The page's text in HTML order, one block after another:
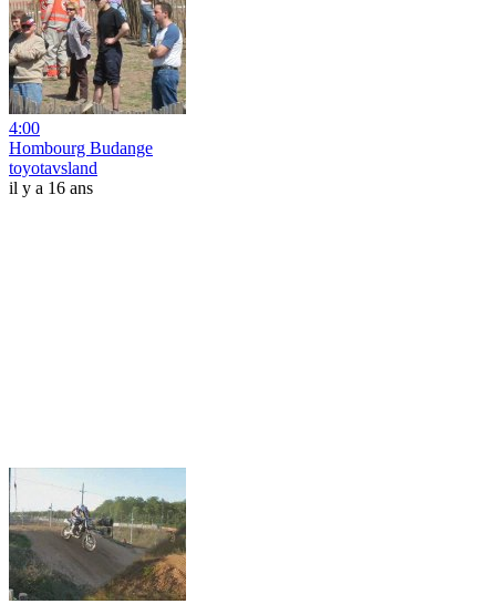
4:00
Hombourg Budange
toyotavsland
il y a 16 ans